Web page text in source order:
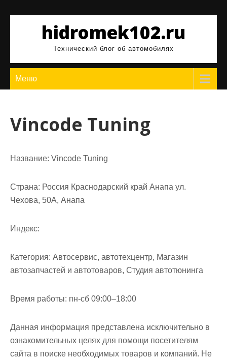
содержимомуhidromek102.ru
Технический блог об автомобилях
Меню
Vincode Tuning
Название: Vincode Tuning
Страна: Россия Краснодарский край Анапа ул.
Чехова, 50А, Анапа
Индекс:
Категория: Автосервис, автотехцентр, Магазин
автозапчастей и автотоваров, Студия автотюнинга
Время работы: пн-сб 09:00–18:00
Данная информация представлена исключительно в
ознакомительных целях для помощи посетителям
сайта в поиске необходимых товаров и компаний. Не